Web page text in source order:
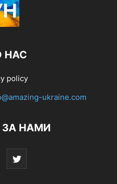
НАС
policy
ukraine.com
НАМИ